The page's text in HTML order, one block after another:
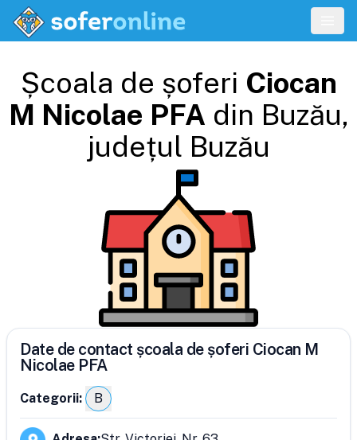
Școala de șoferi Ciocan
M Nicolae PFA din Buzău,
județul Buzău
Date de contact școala de șoferi Ciocan M
Nicolae PFA
Categorii: B